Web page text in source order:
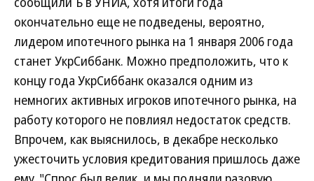
окончательно еще не подведены, вероятно,
лидером ипотечного рынка на 1 января 2006 года
станет УкрСиббанк. Можно предположить, что к
концу года УкрСиббанк оказался одним из
немногих активных игроков ипотечного рынка, на
работу которого не повлиял недостаток средств.
Впрочем, как выяснилось, в декабре несколько
ужесточить условия кредитования пришлось даже